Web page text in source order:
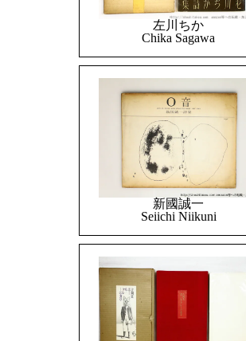
左川ちか
Chika Sagawa
新國誠一
Seiichi Niikuni